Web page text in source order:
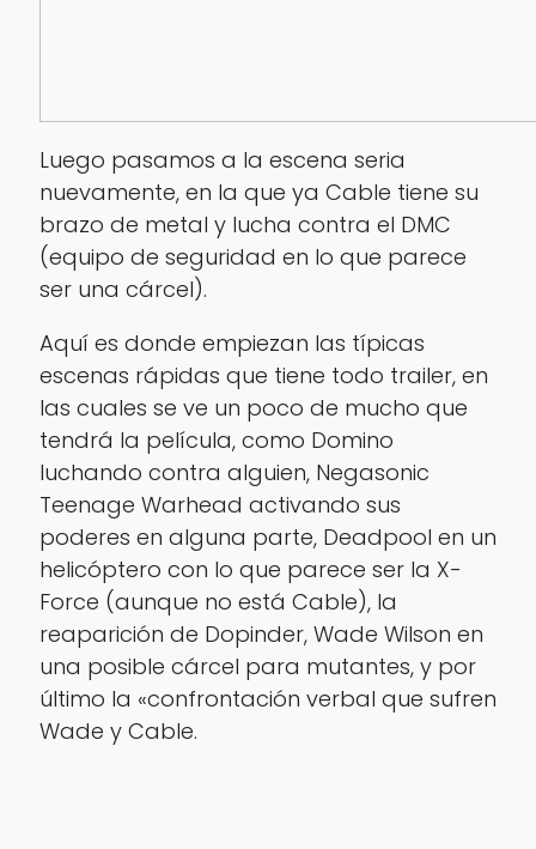
Luego pasamos a la escena seria
nuevamente, en la que ya Cable tiene su
brazo de metal y lucha contra el DMC
(equipo de seguridad en lo que parece
ser una cárcel).
Aquí es donde empiezan las típicas
escenas rápidas que tiene todo trailer, en
las cuales se ve un poco de mucho que
tendrá la película, como Domino
luchando contra alguien, Negasonic
Teenage Warhead activando sus
poderes en alguna parte, Deadpool en un
helicóptero con lo que parece ser la X-
Force (aunque no está Cable), la
reaparición de Dopinder, Wade Wilson en
una posible cárcel para mutantes, y por
último la «confrontación verbal que sufren
Wade y Cable.